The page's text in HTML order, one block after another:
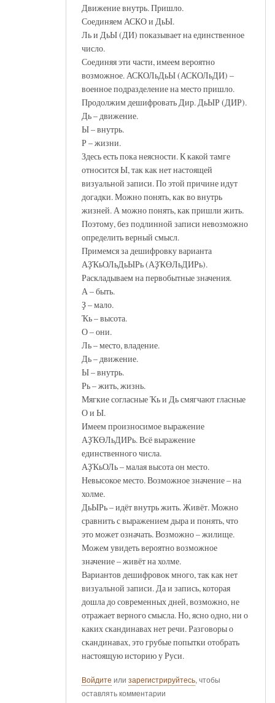
Движение внутрь. Пришло.
Соединяем АСКО и ДьЫ.
Ль и ДьЫ (ДИ) показывает на единственное
число.
Соединяя эти части, имеем вероятно
возможное. АСКОЛьДьЫ (АСКОЛьДИ) –
военное подразделение на место пришло.
Продолжим дешифровать Дир. ДьЫР (ДИР).
Дь – движение.
Ы – внутрь.
Р – жизни.
Здесь есть пока неясности. К какой тамге
относится Ы, так как нет настоящей
визуальной записи. По этой причине идут
догадки. Можно понять, как во внутрь
жизней. А можно понять, как пришли жить.
Поэтому, без подлинной записи невозможно
определить верный смысл.
Примемся за дешифровку варианта
АҘҠьОЛьДьЫРь (АҘҠӨЛьДИРь).
Раскладываем на первобытные значения.
А – быть.
Ҙ – мало.
Ҡь – высота.
О – они.
Ль – место, владение.
Дь – движение.
Ы – внутрь.
Рь – жить, жизнь.
Мягкие согласные Ҡь и Дь смягчают гласные
О и Ы.
Имеем произносимое выражение
АҘҠӨЛьДИРь. Всё выражение
единственного числа.
АҘҠьОЛь – малая высота он место.
Невысокое место. Возможное значение – на
холме.
ДьЫРь – идёт внутрь жить. Живёт. Можно
сравнить с выражением дыра и понять, что
это может означать. Возможно – жилище.
Можем увидеть вероятно возможное
значение – живёт на холме.
Вариантов дешифровок много, так как нет
визуальной записи. Да и запись, которая
дошла до современных дней, возможно, не
отражает верного смысла. Но, ясно одно, ни о
каких скандинавах нет речи. Разговоры о
скандинавах, это грубые попытки отобрать
настоящую историю у Руси.
Войдите или зарегистрируйтесь, чтобы
оставлять комментарии